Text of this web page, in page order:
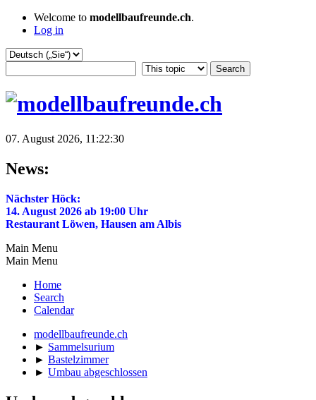
Welcome to modellbaufreunde.ch.
Log in
07. August 2026, 11:22:30
News:
Nächster Höck:
14. August 2026 ab 19:00 Uhr
Restaurant Löwen, Hausen am Albis
Main Menu
Main Menu
Home
Search
Calendar
modellbaufreunde.ch
► Sammelsurium
► Bastelzimmer
► Umbau abgeschlossen